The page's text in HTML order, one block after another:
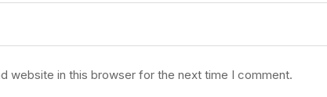
website in this browser for the next time I comment.